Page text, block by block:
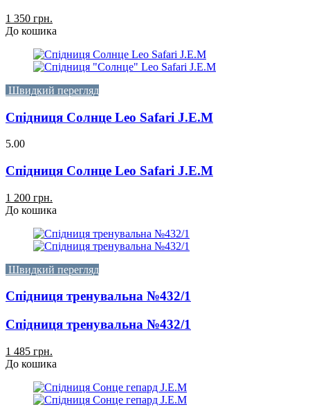
1 350 грн.
До кошика
Швидкий перегляд
Спідниця Солнце Leo Safari J.E.M
5.00
Спідниця Солнце Leo Safari J.E.M
1 200 грн.
До кошика
Швидкий перегляд
Спідниця тренувальна №432/1
Спідниця тренувальна №432/1
1 485 грн.
До кошика